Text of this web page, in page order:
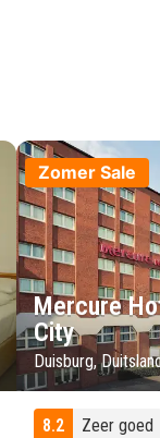
Zomer Sale
Mercure
City
Duisburg,
8.2 Zeer goed